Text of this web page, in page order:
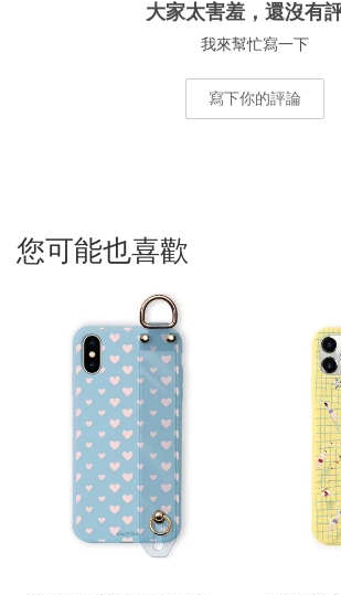
大家太害羞，還沒有
我來幫忙寫一下
寫下你的評論
您可能也喜歡